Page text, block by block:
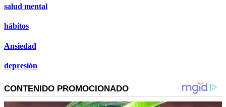
salud mental
hábitos
Ansiedad
depresión